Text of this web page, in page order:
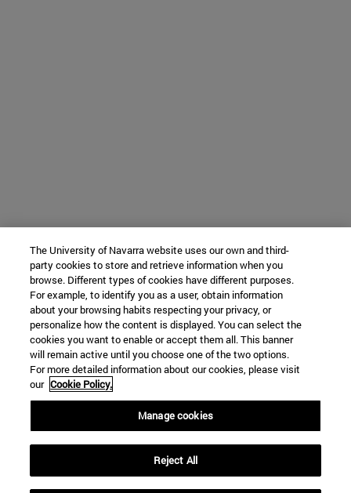
The University of Navarra website uses our own and third-
party cookies to store and retrieve information when you
browse. Different types of cookies have different purposes.
For example, to identify you as a user, obtain information
about your browsing habits respecting your privacy, or
personalize how the content is displayed. You can select the
cookies you want to enable or accept them all. This banner
will remain active until you choose one of the two options.
For more detailed information about our cookies, please visit
our Cookie Policy.
Manage cookies
Reject All